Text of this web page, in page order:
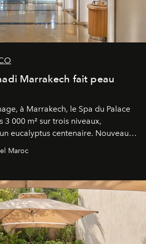
Marrakech fait peau
à Marrakech, le Spa du Palace
3 000 m² sur trois niveaux,
eucalyptus centenaire. Nouveau
thermal et studio dédié au
des émotions et rituels
Maroc